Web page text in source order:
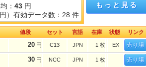
： 43 円
円）有効データ数：28 件
もっと見る
値段 セット 言語 在庫 状態 リンク
20 円 C13 JPN 1 枚 EX 売り場
30 円 NCC JPN 1 枚 売り場